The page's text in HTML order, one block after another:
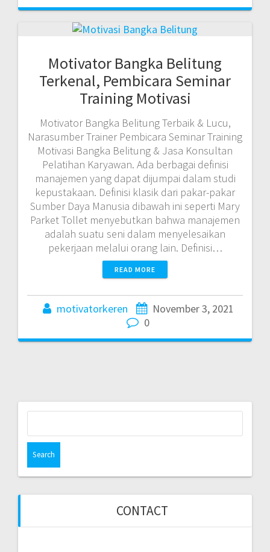
Motivator Bangka Belitung
Terkenal, Pembicara Seminar
Training Motivasi
Motivator Bangka Belitung Terbaik & Lucu,
Narasumber Trainer Pembicara Seminar Training
Motivasi Bangka Belitung & Jasa Konsultan
Pelatihan Karyawan. Ada berbagai definisi
manajemen yang dapat dijumpai dalam studi
kepustakaan. Definisi klasik dari pakar-pakar
Sumber Daya Manusia dibawah ini seperti Mary
Parket Tollet menyebutkan bahwa manajemen
adalah suatu seni dalam menyelesaikan
pekerjaan melalui orang lain. Definisi…
READ MORE
motivatorkeren
November 3, 2021
0
CONTACT